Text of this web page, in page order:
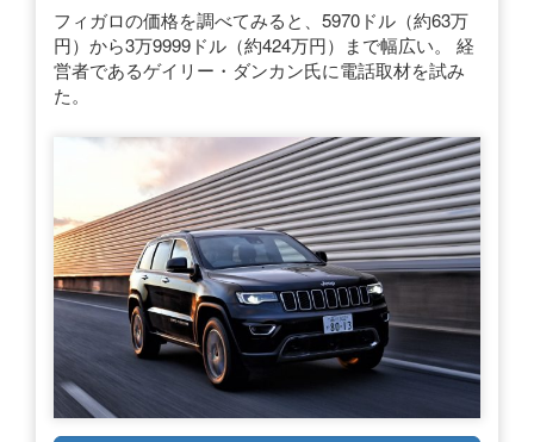
フィガロの価格を調べてみると、5970ドル（約63万
円）から3万9999ドル（約424万円）まで幅広い。 経
営者であるゲイリー・ダンカン氏に電話取材を試み
た。